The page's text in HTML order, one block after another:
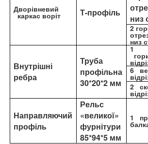
Дворівневий
каркас воріт Т-профіль
низ
2
низ
Внутрішні
ребра
Труба
профільна
30*20*2 мм
1
6
2
Направляючий
профіль
Рельс
«великої»
фурнітури
85*94*5 мм
1